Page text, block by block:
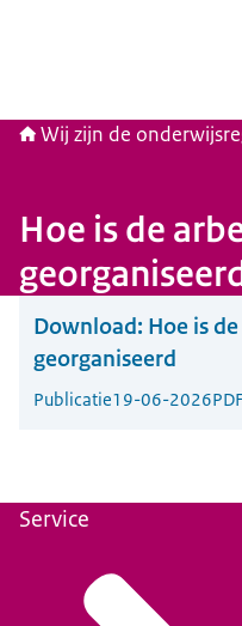
Wij zijn de
Hoe is de
Download: Hoe is
georganiseerd
Publicatie19-06-2026
Service